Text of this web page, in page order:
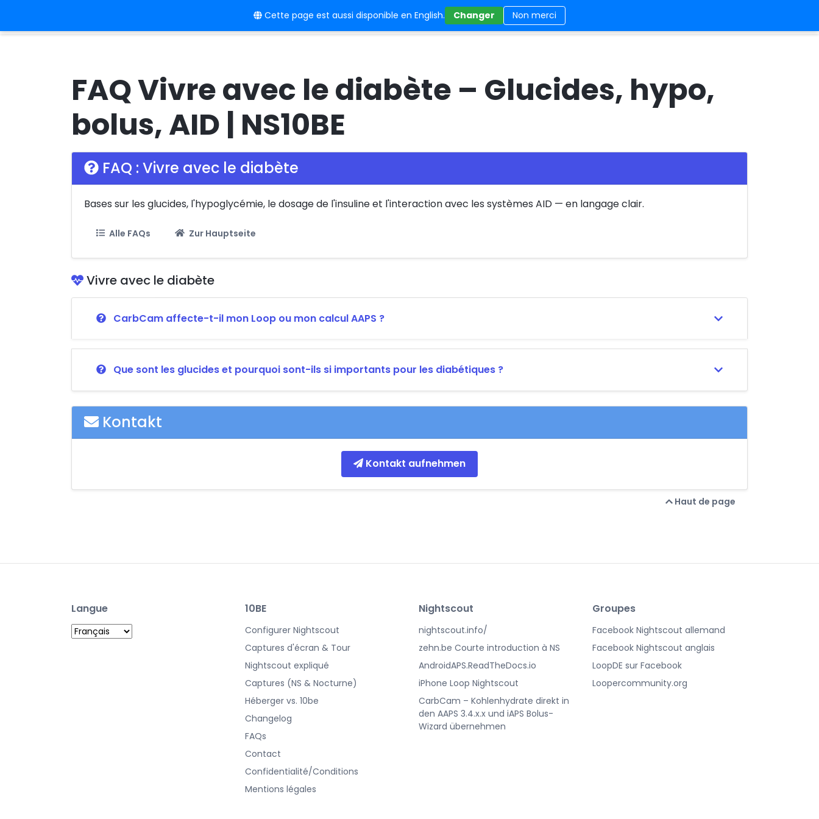
Cette page est aussi disponible en English. Changer Non merci
CarbCam FAQ Statut Mentions légales/Contact
FAQ Vivre avec le diabète – Glucides, hypo,
bolus, AID | NS10BE
FAQ : Vivre avec le diabète
Bases sur les glucides, l'hypoglycémie, le dosage de l'insuline et l'interaction avec les systèmes AID — en langage clair.
Alle FAQs Zur Hauptseite
Vivre avec le diabète
CarbCam affecte-t-il mon Loop ou mon calcul AAPS ?
Que sont les glucides et pourquoi sont-ils si importants pour les diabétiques ?
Kontakt
Kontakt aufnehmen
Haut de page
Langue 10BE
Configurer Nightscout
Captures d'écran & Tour
Nightscout expliqué
Captures (NS & Nocturne)
Héberger vs. 10be
Changelog
FAQs
Contact
Confidentialité/Conditions
Mentions légales
Nightscout
nightscout.info/
zehn.be Courte introduction à NS
AndroidAPS.ReadTheDocs.io
iPhone Loop Nightscout
CarbCam – Kohlenhydrate direkt in
den AAPS 3.4.x.x und iAPS Bolus-
Wizard übernehmen
Groupes
Facebook Nightscout allemand
Facebook Nightscout anglais
LoopDE sur Facebook
Loopercommunity.org